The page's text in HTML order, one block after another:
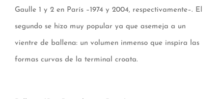
Gaulle 1 y 2 en París –1974 y 2004, respectivamente–. El
segundo se hizo muy popular ya que asemeja a un
vientre de ballena: un volumen inmenso que inspira las
formas curvas de la terminal croata.